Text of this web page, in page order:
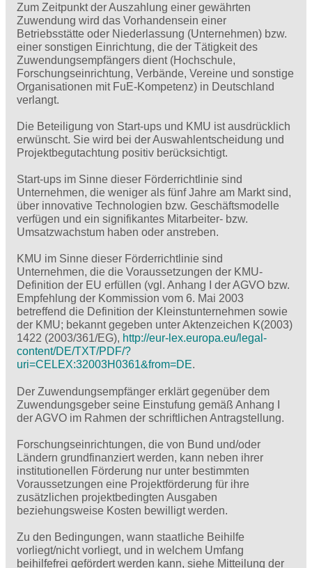
Zum Zeitpunkt der Auszahlung einer gewährten
Zuwendung wird das Vorhandensein einer
Betriebsstätte oder ­Niederlassung (Unternehmen) bzw.
einer sonstigen Einrichtung, die der Tätigkeit des
Zuwendungsempfängers dient (Hochschule,
Forschungseinrichtung, Verbände, Vereine und sonstige
Organisationen mit FuE-Kompetenz) in Deutschland
verlangt.
Die Beteiligung von Start-ups und KMU ist ausdrücklich
erwünscht. Sie wird bei der Auswahlentscheidung und
Projektbegutachtung positiv berücksichtigt.
Start-ups im Sinne dieser Förderrichtlinie sind
Unternehmen, die weniger als fünf Jahre am Markt sind,
über innovative Technologien bzw. Geschäftsmodelle
verfügen und ein signifikantes Mitarbeiter- bzw.
Umsatzwachstum haben oder anstreben.
KMU im Sinne dieser Förderrichtlinie sind
Unternehmen, die die Voraussetzungen der KMU-
Definition der EU erfüllen (vgl. Anhang I der AGVO bzw.
Empfehlung der Kommission vom 6. Mai 2003
betreffend die Definition der Kleinstunternehmen sowie
der KMU; bekannt gegeben unter Aktenzeichen K(2003)
1422 (2003/361/EG), http://eur-lex.europa.eu/legal-
content/DE/TXT/PDF/?
uri=CELEX:32003H0361&from=DE.
Der Zuwendungsempfänger erklärt gegenüber dem
Zuwendungsgeber seine Einstufung gemäß Anhang I
der AGVO im Rahmen der schriftlichen Antragstellung.
Forschungseinrichtungen, die von Bund und/oder
Ländern grundfinanziert werden, kann neben ihrer
institutionellen Förderung nur unter bestimmten
Voraussetzungen eine Projektförderung für ihre
zusätzlichen projektbedingten Ausgaben
beziehungsweise Kosten bewilligt werden.
Zu den Bedingungen, wann staatliche Beihilfe
vorliegt/nicht vorliegt, und in welchem Umfang
beihilfefrei gefördert werden kann, siehe Mitteilung der